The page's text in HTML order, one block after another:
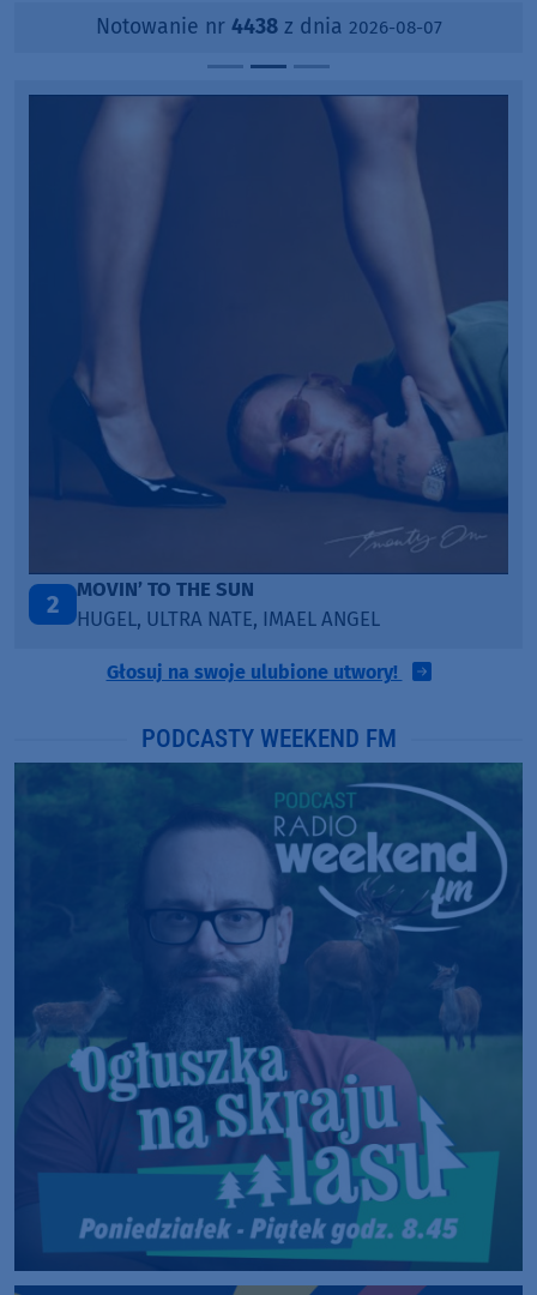
Notowanie nr 4438z dnia 2026-08-07
3
LEGENDARY LOVERS (SAVE ME)
KATY PERRY & CHIEF KEEF
Głosuj na swoje ulubione utwory!
PODCASTY WEEKEND FM